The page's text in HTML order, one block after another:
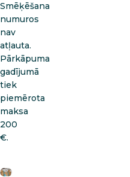
Smēķēšana
numuros
nav
atļauta.
Pārkāpuma
gadījumā
tiek
piemērota
maksa
200
€.